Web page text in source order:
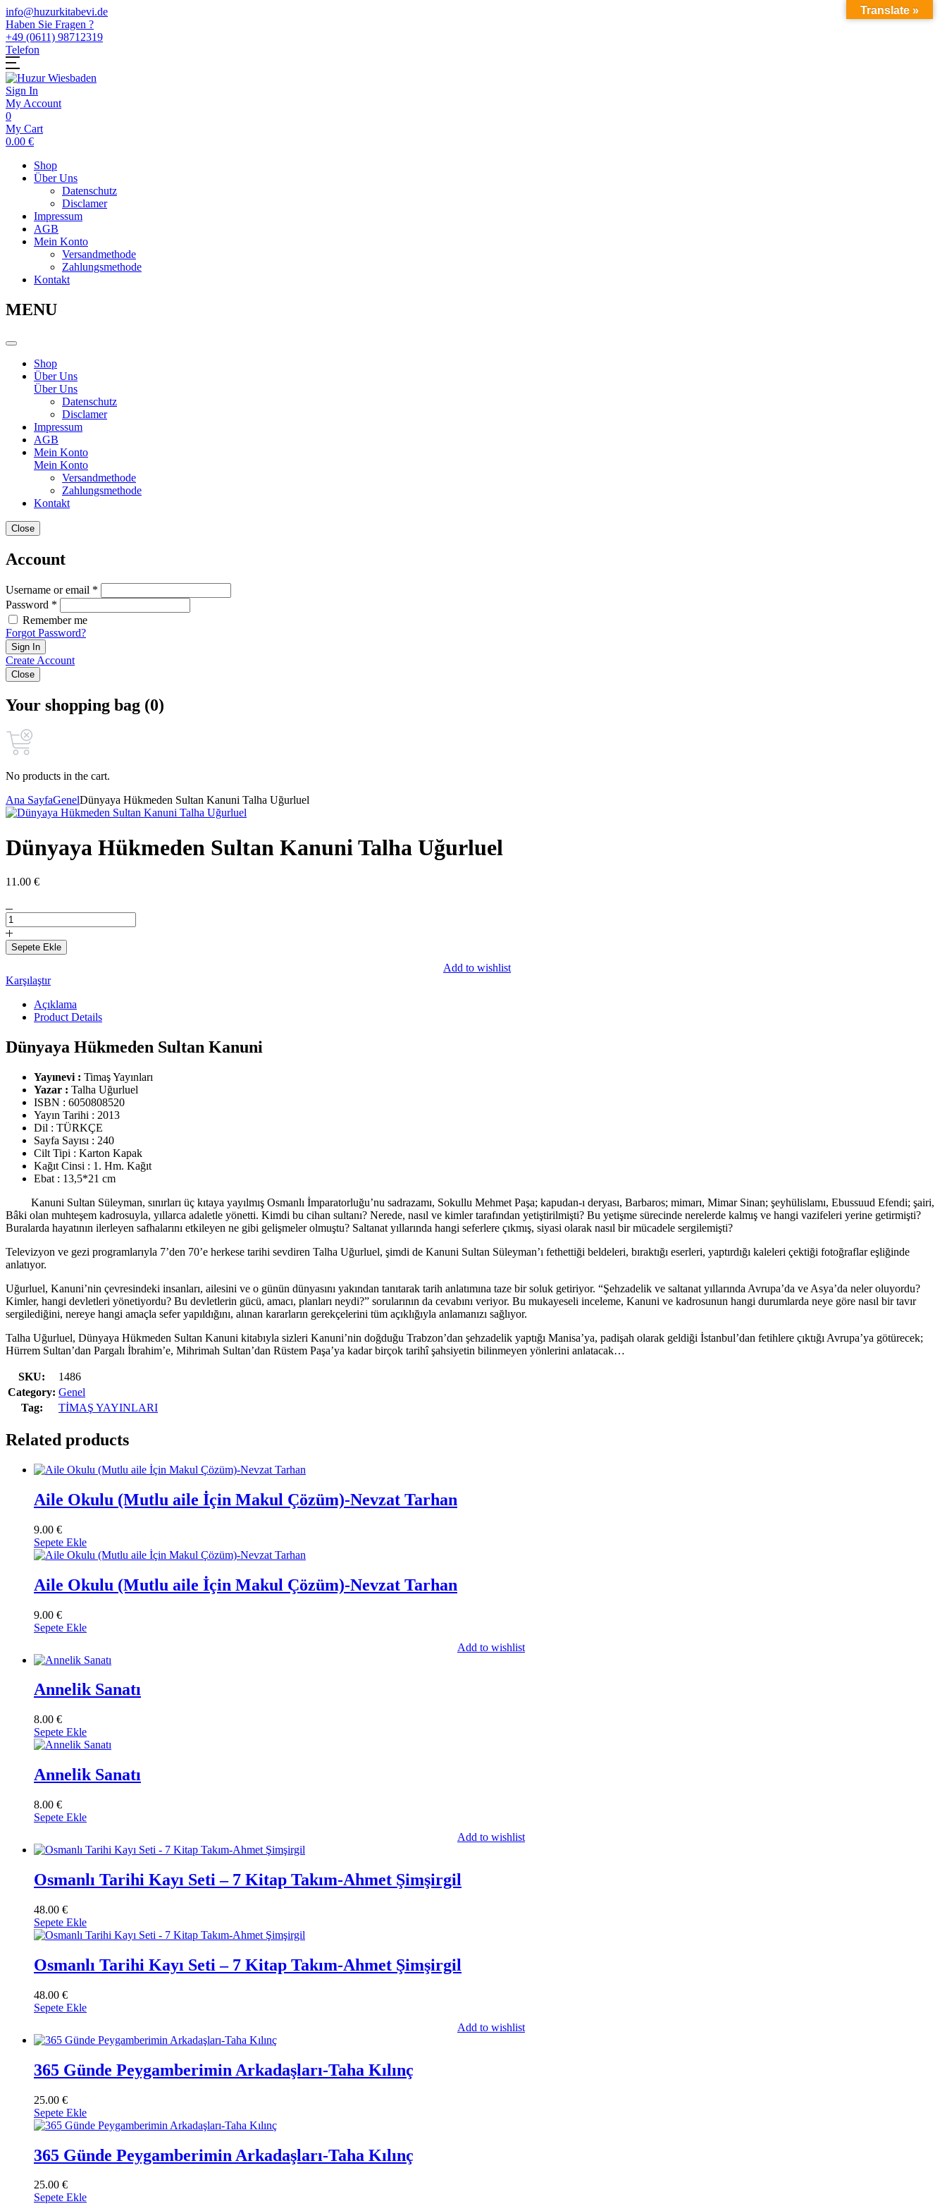
info@huzurkitabevi.de
Haben Sie Fragen ?
+49 (0611) 98712319
Telefon
Sign In
My Account
0
My Cart
0.00 €
Shop
Über Uns
Datenschutz
Disclamer
Impressum
AGB
Mein Konto
Versandmethode
Zahlungsmethode
Kontakt
MENU
Shop
Über Uns
Über Uns
Datenschutz
Disclamer
Impressum
AGB
Mein Konto
Mein Konto
Versandmethode
Zahlungsmethode
Kontakt
Close
Account
Username or email *
Password *
Remember me
Forgot Password?
Sign In
Create Account
Close
Your shopping bag (0)
No products in the cart.
Ana SayfaGenelDünyaya Hükmeden Sultan Kanuni Talha Uğurluel
Dünyaya Hükmeden Sultan Kanuni Talha Uğurluel
11.00 €
Dünyaya
Hükmeden
Sultan
Kanuni
Uğurluel
Sepete Ekle
Add to wishlist
Karşılaştır
Açıklama
Product Details
Dünyaya Hükmeden Sultan Kanuni
Yayınevi : Timaş Yayınları
Yazar : Talha Uğurluel
ISBN : 6050808520
Yayın Tarihi : 2013
Dil : TÜRKÇE
Sayfa Sayısı : 240
Cilt Tipi : Karton Kapak
Kağıt Cinsi : 1. Hm. Kağıt
Ebat : 13,5*21 cm
Kanuni Sultan Süleyman, sınırları üç kıtaya yayılmış Osmanlı İmparatorluğu’nu sadrazamı, Sokullu Mehmet Paşa; kapudan-ı deryası, Barbaros; mimarı, Mimar Sinan; şeyhülislamı, Ebussuud Efendi; şairi,
Bâki olan muhteşem kadrosuyla, yıllarca adaletle yönetti. Kimdi bu cihan sultanı? Nerede, nasıl ve kimler tarafından yetiştirilmişti? Bu yetişme sürecinde nerelerde kalmış ve hangi vazifeleri yerine getirmişti?
Buralarda hayatının ilerleyen safhalarını etkileyen ne gibi gelişmeler olmuştu? Saltanat yıllarında hangi seferlere çıkmış, siyasi olarak nasıl bir mücadele sergilemişti?
Televizyon ve gezi programlarıyla 7’den 70’e herkese tarihi sevdiren Talha Uğurluel, şimdi de Kanuni Sultan Süleyman’ı fethettiği beldeleri, bıraktığı eserleri, yaptırdığı kaleleri çektiği fotoğraflar eşliğinde
anlatıyor.
Uğurluel, Kanuni’nin çevresindeki insanları, ailesini ve o günün dünyasını yakından tanıtarak tarih anlatımına taze bir soluk getiriyor. “Şehzadelik ve saltanat yıllarında Avrupa’da ve Asya’da neler oluyordu?
Kimler, hangi devletleri yönetiyordu? Bu devletlerin gücü, amacı, planları neydi?” sorularının da cevabını veriyor. Bu mukayeseli inceleme, Kanuni ve kadrosunun hangi durumlarda neye göre nasıl bir tavır
sergilediğini, nereye hangi amaçla sefer yapıldığını, alınan kararların gerekçelerini tüm açıklığıyla anlamanızı sağlıyor.
Talha Uğurluel, Dünyaya Hükmeden Sultan Kanuni kitabıyla sizleri Kanuni’nin doğduğu Trabzon’dan şehzadelik yaptığı Manisa’ya, padişah olarak geldiği İstanbul’dan fetihlere çıktığı Avrupa’ya götürecek;
Hürrem Sultan’dan Pargalı İbrahim’e, Mihrimah Sultan’dan Rüstem Paşa’ya kadar birçok tarihî şahsiyetin bilinmeyen yönlerini anlatacak…
SKU:
1486
Category: Genel
Tag:
TİMAŞ YAYINLARI
Related products
Aile Okulu (Mutlu aile İçin Makul Çözüm)-Nevzat Tarhan
9.00 €
Sepete Ekle
Aile Okulu (Mutlu aile İçin Makul Çözüm)-Nevzat Tarhan
9.00 €
Sepete Ekle
Add to wishlist
Annelik Sanatı
8.00 €
Sepete Ekle
Annelik Sanatı
8.00 €
Sepete Ekle
Add to wishlist
Osmanlı Tarihi Kayı Seti – 7 Kitap Takım-Ahmet Şimşirgil
48.00 €
Sepete Ekle
Osmanlı Tarihi Kayı Seti – 7 Kitap Takım-Ahmet Şimşirgil
48.00 €
Sepete Ekle
Add to wishlist
365 Günde Peygamberimin Arkadaşları-Taha Kılınç
25.00 €
Sepete Ekle
365 Günde Peygamberimin Arkadaşları-Taha Kılınç
25.00 €
Sepete Ekle
Translate »